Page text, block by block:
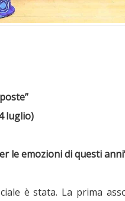
luglio)
le emozioni di questi
è stata. La prima